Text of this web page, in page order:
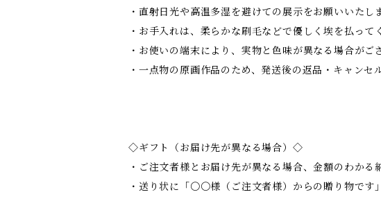
・直射日光や高温多湿を避けての展示をお願いいたし
・お手入れは、柔らかな刷毛などで優しく埃を払って
・お使いの端末により、実物と色味が異なる場合がご
・一点物の原画作品のため、発送後の返品・キャン
◇ギフト（お届け先が異なる場合）◇
・ご注文者様とお届け先が異なる場合、金額のわか
・送り状に「〇〇様（ご注文者様）からの贈り物で